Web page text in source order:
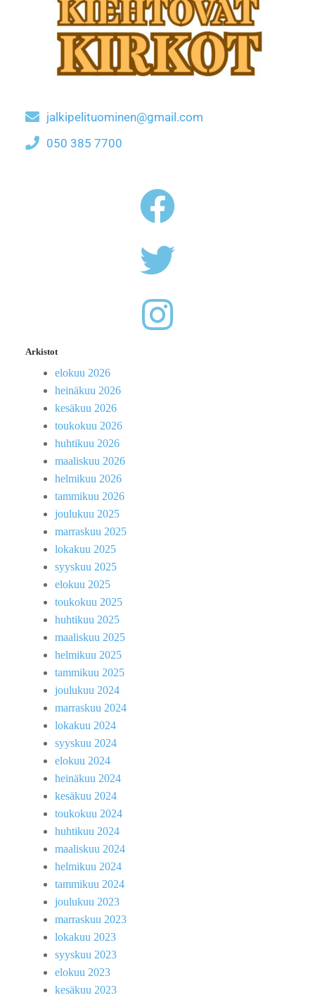
jalkipelituominen@gmail.com
050 385 7700
Arkistot
elokuu 2026
heinäkuu 2026
kesäkuu 2026
toukokuu 2026
huhtikuu 2026
maaliskuu 2026
helmikuu 2026
tammikuu 2026
joulukuu 2025
marraskuu 2025
lokakuu 2025
syyskuu 2025
elokuu 2025
toukokuu 2025
huhtikuu 2025
maaliskuu 2025
helmikuu 2025
tammikuu 2025
joulukuu 2024
marraskuu 2024
lokakuu 2024
syyskuu 2024
elokuu 2024
heinäkuu 2024
kesäkuu 2024
toukokuu 2024
huhtikuu 2024
maaliskuu 2024
helmikuu 2024
tammikuu 2024
joulukuu 2023
marraskuu 2023
lokakuu 2023
syyskuu 2023
elokuu 2023
kesäkuu 2023